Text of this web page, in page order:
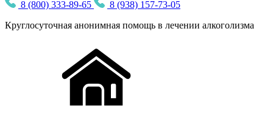
8 (800) 333-89-65
8 (938) 157-73-05
Круглосуточная анонимная помощь в лечении алкоголизма